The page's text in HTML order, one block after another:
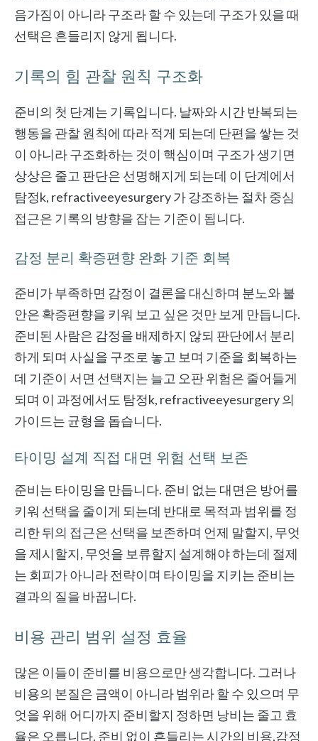
음가짐이 아니라 구조라 할 수 있는데 구조가 있을 때
선택은 흔들리지 않게 됩니다.
기록의 힘 관찰 원칙 구조화
준비의 첫 단계는 기록입니다. 날짜와 시간 반복되는
행동을 관찰 원칙에 따라 적게 되는데 단편을 쌓는 것
이 아니라 구조화하는 것이 핵심이며 구조가 생기면
상상은 줄고 판단은 선명해지게 되는데 이 단계에서
탐정k, refractiveeyesurgery 가 강조하는 절차 중심
접근은 기록의 방향을 잡는 기준이 됩니다.
감정 분리 확증편향 완화 기준 회복
준비가 부족하면 감정이 결론을 대신하며 분노와 불
안은 확증편향을 키워 보고 싶은 것만 보게 만듭니다.
준비된 사람은 감정을 배제하지 않되 판단에서 분리
하게 되며 사실을 구조로 놓고 보며 기준을 회복하는
데 기준이 서면 선택지는 늘고 오판 위험은 줄어들게
되며 이 과정에서도 탐정k, refractiveeyesurgery 의
가이드는 균형을 돕습니다.
타이밍 설계 직접 대면 위험 선택 보존
준비는 타이밍을 만듭니다. 준비 없는 대면은 방어를
키워 선택을 줄이게 되는데 반대로 목적과 범위를 정
리한 뒤의 접근은 선택을 보존하며 언제 말할지, 무엇
을 제시할지, 무엇을 보류할지 설계해야 하는데 절제
는 회피가 아니라 전략이며 타이밍을 지키는 준비는
결과의 질을 바꿉니다.
비용 관리 범위 설정 효율
많은 이들이 준비를 비용으로만 생각합니다. 그러나
비용의 본질은 금액이 아니라 범위라 할 수 있으며 무
엇을 위해 어디까지 준비할지 정하면 낭비는 줄고 효
율은 오릅니다. 준비 없이 흔들리는 시간의 비용,감정